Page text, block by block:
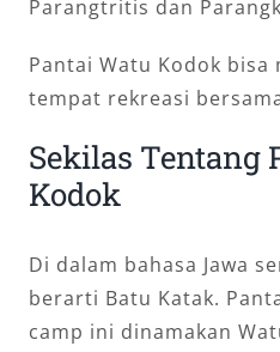
Parangtritis dan
Pantai Watu Kodok bisa
tempat rekreasi
Sekilas Tentang
Kodok
Di dalam bahasa Jawa
berarti Batu Katak.
camp ini dinamakan